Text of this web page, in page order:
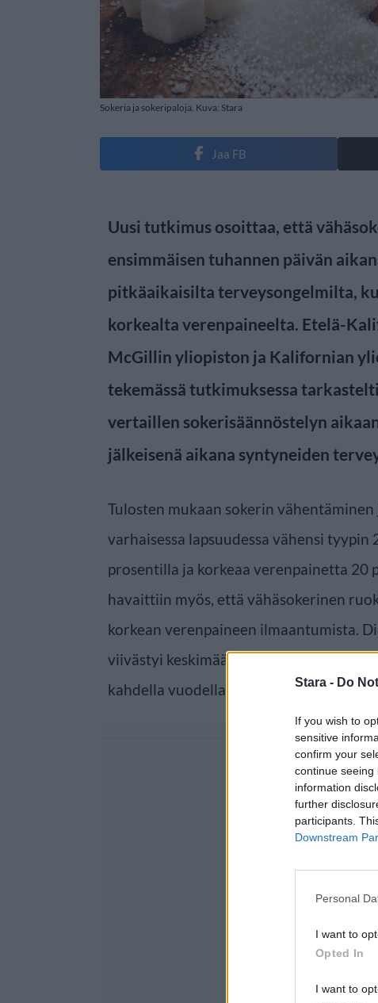
Stara - Do
If you wish to
sensitive
confirm your
continue seeing
information
further
participants.
Downstream
Personal
I want to
Opted In
I want to
Sokeria ja sokeripaloja. Kuva: Stara
Jaa FB
Uusi tutkimus osoittaa, että
ensimmäisen tuhannen päivän
pitkäaikaisilta terveysongelmilta,
korkealta verenpaineelta. Etelä-
McGillin yliopiston ja Kalifornian
tekemässä tutkimuksessa
vertaillen sokerisäännöstelyn
jälkeisenä aikana syntyneiden
Tulosten mukaan sokerin
varhaisessa lapsuudessa vähensi
prosentilla ja korkeaa verenpainetta 20
havaittiin myös, että vähäsokerinen
korkean verenpaineen ilmaantumista.
viivästyi keskimäärin neljällä vuodella
kahdella vuodella.